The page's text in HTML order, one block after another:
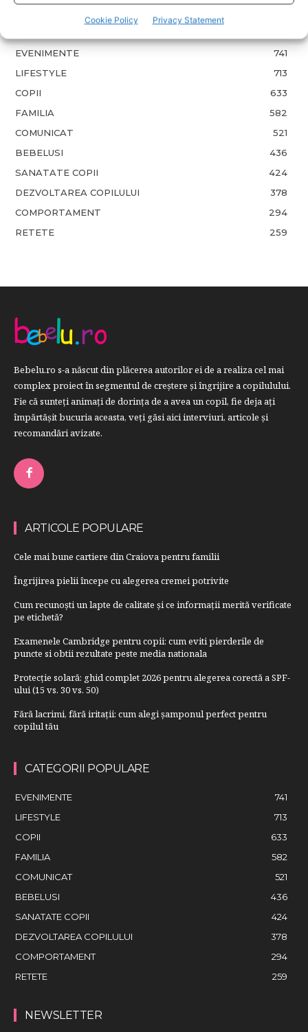
Cookie Policy Privacy Statement
CATEGORII POPULARE
EVENIMENTE
741
LIFESTYLE
713
COPII
633
FAMILIA
582
COMUNICAT
521
BEBELUSI
436
SANATATE COPII
424
DEZVOLTAREA COPILULUI
378
COMPORTAMENT
294
RETETE
259
Bebelu.ro s-a născut din plăcerea autorilor ei de a realiza cel mai
complex proiect în segmentul de creştere şi îngrijire a copilulului.
Fie că sunteţi animaţi de dorinţa de a avea un copil, fie deja aţi
împărtăşit bucuria aceasta, veți găsi aici interviuri, articole şi
recomandări avizate.
ARTICOLE POPULARE
Cele mai bune cartiere din Craiova pentru familii
Îngrijirea pielii începe cu alegerea cremei potrivite
Cum recunoști un lapte de calitate și ce informații merită verificate
pe etichetă?
Examenele Cambridge pentru copii: cum eviti pierderile de
puncte si obtii rezultate peste media nationala
Protecție solară: ghid complet 2026 pentru alegerea corectă a SPF-
ului (15 vs. 30 vs. 50)
Fără lacrimi, fără iritații: cum alegi șamponul perfect pentru
copilul tău
CATEGORII POPULARE
EVENIMENTE
741
LIFESTYLE
713
COPII
633
FAMILIA
582
COMUNICAT
521
BEBELUSI
436
SANATATE COPII
424
DEZVOLTAREA COPILULUI
378
COMPORTAMENT
294
RETETE
259
NEWSLETTER